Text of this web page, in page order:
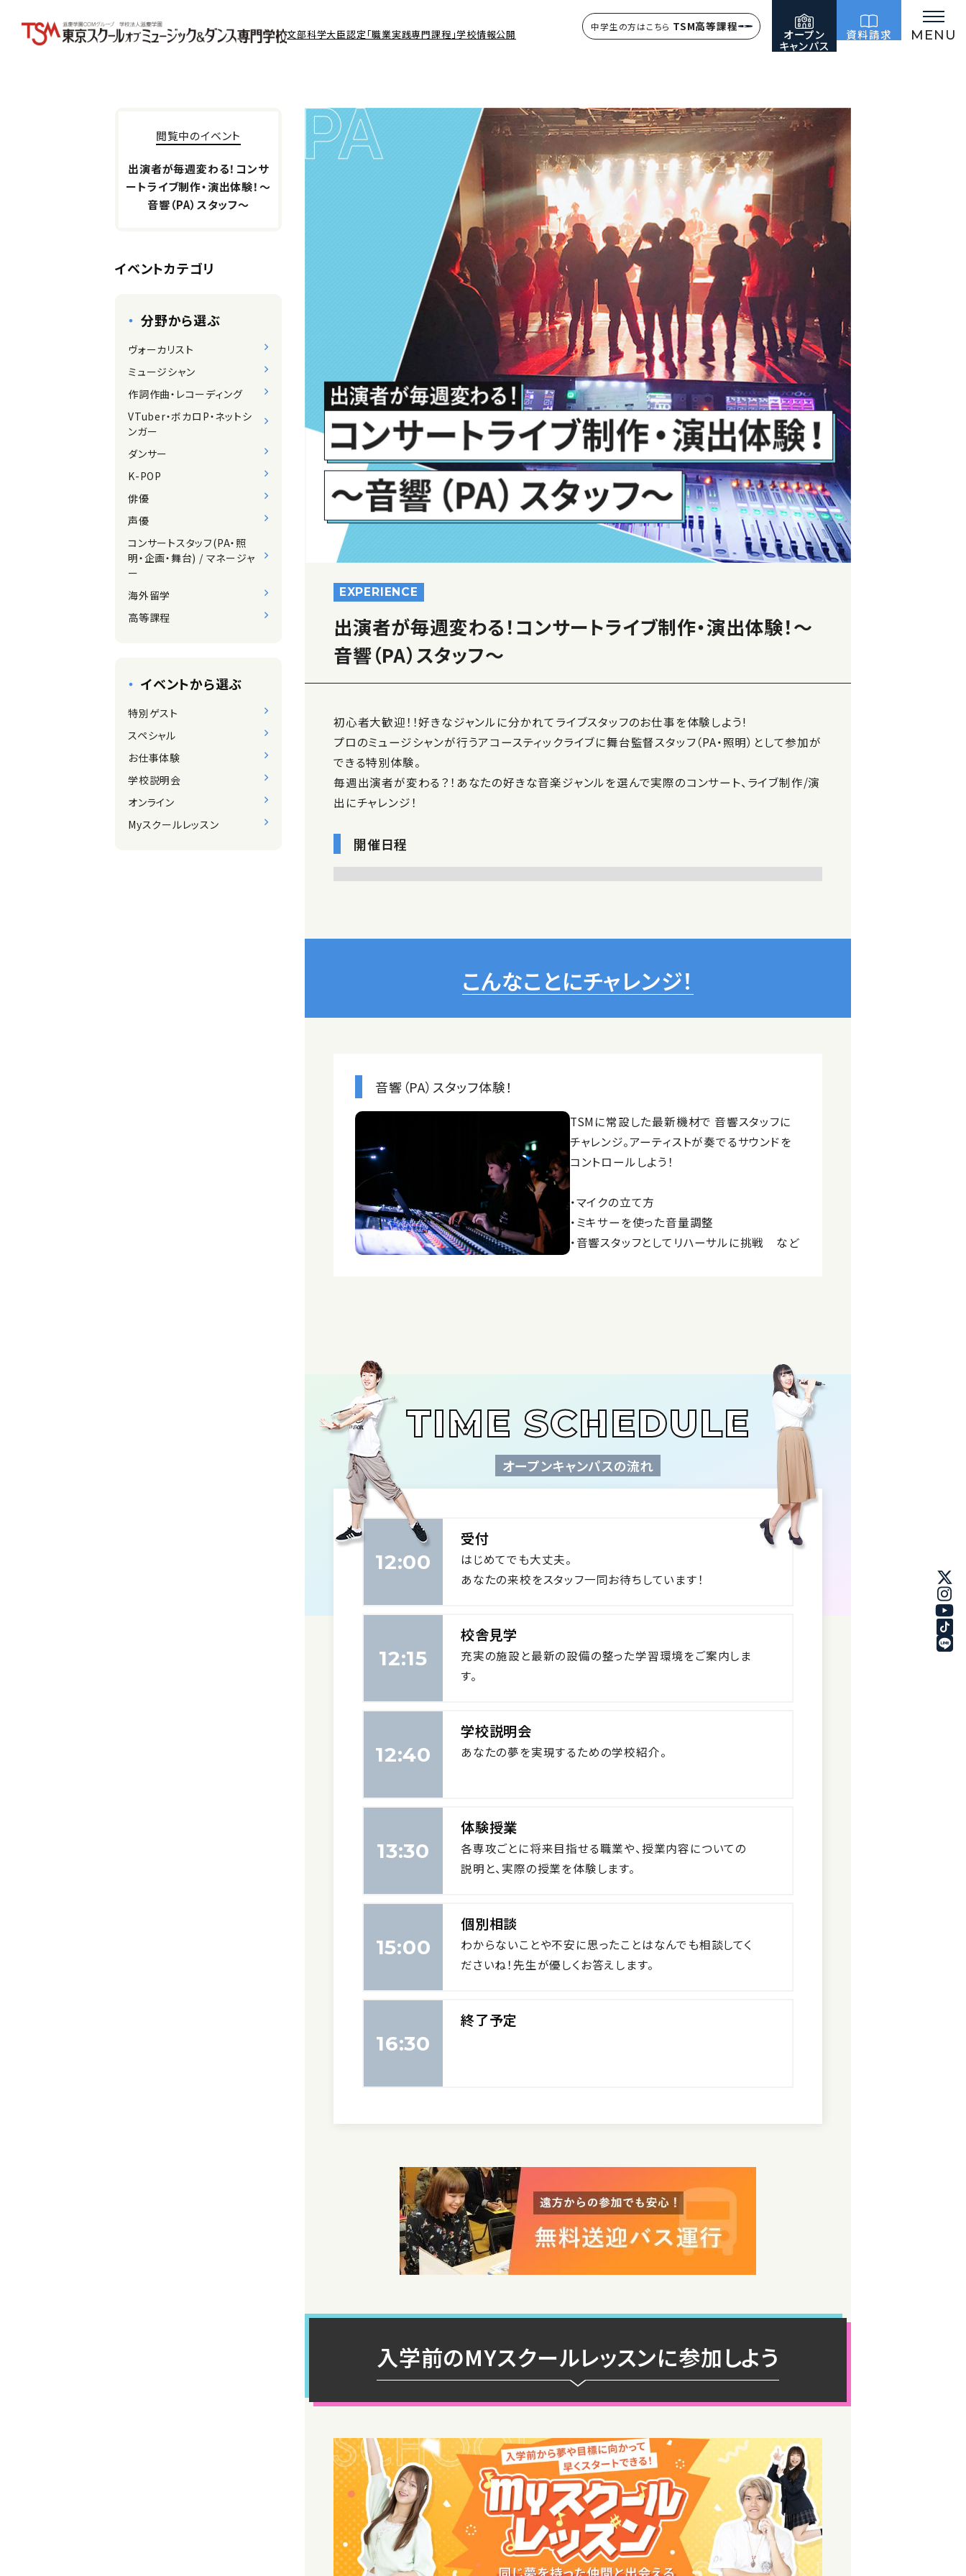
文部科学大臣認定「職業実践専門課程」学校情報公開
中学生の方はこちら TSM高等課程
オープン
キャンパス
資料請求 MENU
EXPERIENCE
出演者が毎週変わる！コンサートライブ制作・演出体験！～
音響（PA）スタッフ～
初心者大歓迎！！好きなジャンルに分かれてライブスタッフのお仕事を体験しよう!
プロのミュージシャンが行うアコースティックライブに舞台監督スタッフ（PA・照明）として参加が
できる特別体験。
毎週出演者が変わる？！あなたの好きな音楽ジャンルを選んで実際のコンサート、ライブ制作/演
出にチャレンジ！
開催日程
こんなことにチャレンジ！
音響（PA）スタッフ体験！
TSMに常設した最新機材で 音響スタッフに
チャレンジ。アーティストが奏でるサウンドを
コントロールしよう！
・マイクの立て方
・ミキサーを使った音量調整
・音響スタッフとしてリハーサルに挑戦 など
TIME SCHEDULE
オープンキャンパスの流れ
12:00
受付
はじめてでも大丈夫。
あなたの来校をスタッフ一同お待ちしています！
12:15
校舎見学
充実の施設と最新の設備の整った学習環境をご案内しま
す。
12:40
学校説明会
あなたの夢を実現するための学校紹介。
13:30
体験授業
各専攻ごとに将来目指せる職業や、授業内容についての
説明と、実際の授業を体験します。
15:00
個別相談
わからないことや不安に思ったことはなんでも相談してく
ださいね！先生が優しくお答えします。
16:30
終了予定
入学前のMYスクールレッスンに参加しよう
閲覧中のイベント
出演者が毎週変わる！コンサ
ートライブ制作・演出体験！～
音響（PA）スタッフ～
イベントカテゴリ
分野から選ぶ
ヴォーカリスト
ミュージシャン
作詞作曲・レコーディング
VTuber・ボカロP・ネットシ
ンガー
ダンサー
K-POP
俳優
声優
コンサートスタッフ(PA・照
明・企画・舞台) / マネージャ
ー
海外留学
高等課程
イベントから選ぶ
特別ゲスト
スペシャル
お仕事体験
学校説明会
オンライン
Myスクールレッスン